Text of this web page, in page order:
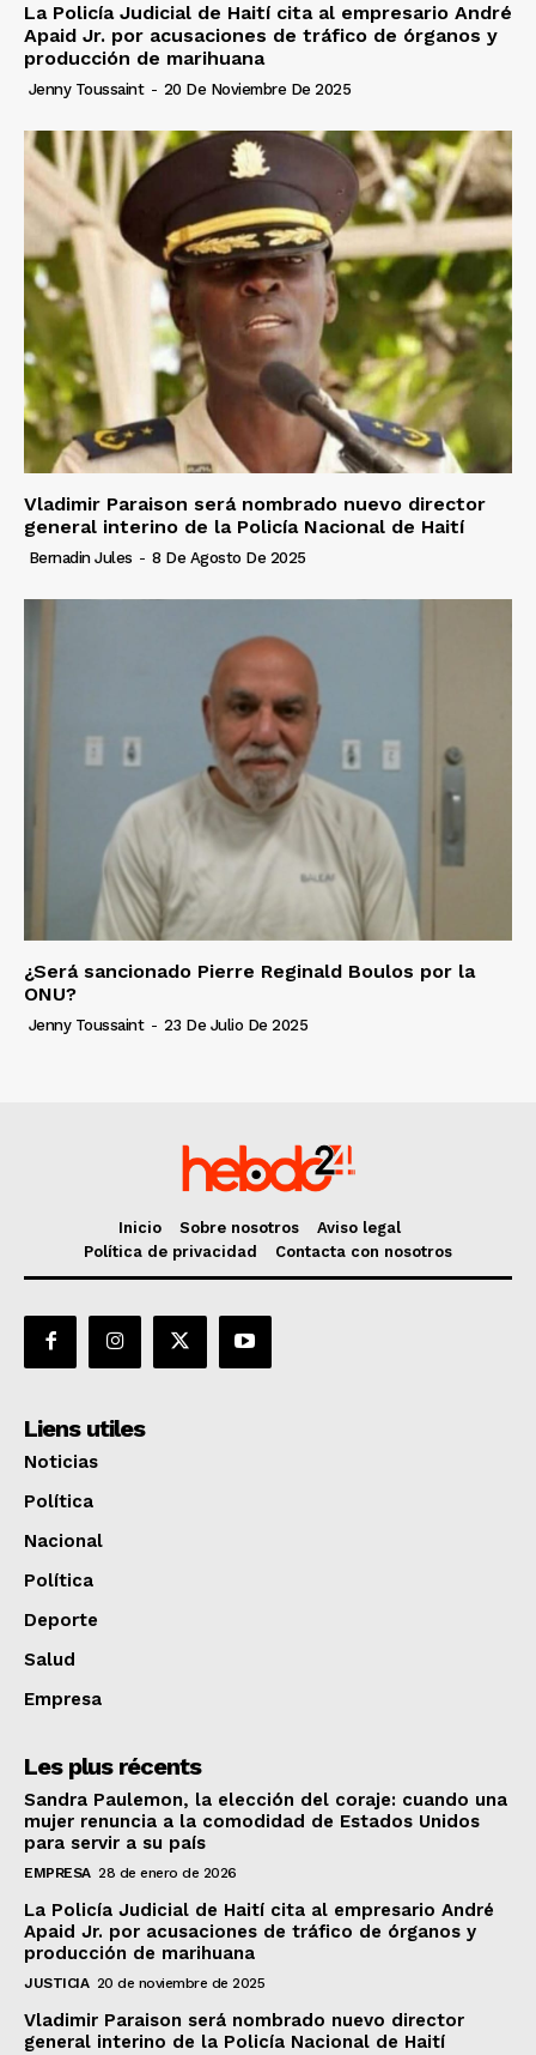
La Policía Judicial de Haití cita al empresario André
Apaid Jr. por acusaciones de tráfico de órganos y
producción de marihuana
Jenny Toussaint - 20 De Noviembre De 2025
Vladimir Paraison será nombrado nuevo director
general interino de la Policía Nacional de Haití
Bernadin Jules - 8 De Agosto De 2025
¿Será sancionado Pierre Reginald Boulos por la
ONU?
Jenny Toussaint - 23 De Julio De 2025
Inicio Sobre nosotros
Aviso legal
Política de privacidad
Contacta con nosotros
Liens utiles
Noticias
Política
Nacional
Política
Deporte
Salud
Empresa
Les plus récents
Sandra Paulemon, la elección del coraje: cuando una
mujer renuncia a la comodidad de Estados Unidos
para servir a su país
EMPRESA 28 de enero de 2026
La Policía Judicial de Haití cita al empresario André
Apaid Jr. por acusaciones de tráfico de órganos y
producción de marihuana
JUSTICIA 20 de noviembre de 2025
Vladimir Paraison será nombrado nuevo director
general interino de la Policía Nacional de Haití